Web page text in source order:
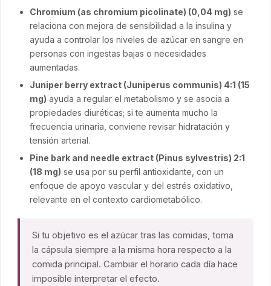
Chromium (as chromium picolinate) (0,04 mg) se
relaciona con mejora de sensibilidad a la insulina y
ayuda a controlar los niveles de azúcar en sangre en
personas con ingestas bajas o necesidades
aumentadas.
Juniper berry extract (Juniperus communis) 4:1 (15
mg) ayuda a regular el metabolismo y se asocia a
propiedades diuréticas; si te aumenta mucho la
frecuencia urinaria, conviene revisar hidratación y
tensión arterial.
Pine bark and needle extract (Pinus sylvestris) 2:1
(18 mg) se usa por su perfil antioxidante, con un
enfoque de apoyo vascular y del estrés oxidativo,
relevante en el contexto cardiometabólico.
Si tu objetivo es el azúcar tras las comidas, toma
la cápsula siempre a la misma hora respecto a la
comida principal. Cambiar el horario cada día hace
imposible interpretar el efecto.